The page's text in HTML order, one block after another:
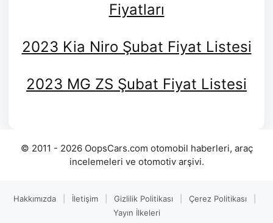
Fiyatları
2023 Kia Niro Şubat Fiyat Listesi
2023 MG ZS Şubat Fiyat Listesi
© 2011 - 2026 OopsCars.com otomobil haberleri, araç
incelemeleri ve otomotiv arşivi.
Hakkımızda İletişim Gizlilik Politikası Çerez Politikası
Yayın İlkeleri